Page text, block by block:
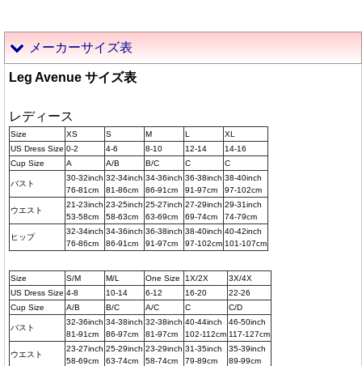
メーカーサイズ表
Leg Avenue サイズ表
レディース
Size XS S M L
XL
US Dress Size 0-2 4-6 8-10 12-14
14-16
Cup Size
A A/B B/C C C
バスト
30-32inch
76-81cm
32-34inch
81-86cm
34-36inch
86-91cm
36-38inch
91-97cm
38-40inch
97-102cm
ウエスト
21-23inch
53-58cm
23-25inch
58-63cm
25-27inch
63-69cm
27-29inch
69-74cm
29-31inch
74-79cm
ヒップ
32-34inch
76-86cm
34-36inch
86-91cm
36-38inch
91-97cm
38-40inch
97-102cm
40-42inch
101-107cm
Size S/M M/L One Size 1X/2X
3X/4X
US Dress Size 4-8 10-14 6-12 16-20
22-26
Cup Size
A/B B/C A/C C C/D
バスト
32-36inch
81-91cm
34-38inch
86-97cm
32-38inch
81-97cm
40-44inch
102-112cm
46-50inch
117-127cm
ウエスト
23-27inch
58-69cm
25-29inch
63-74cm
23-29inch
58-74cm
31-35inch
79-89cm
35-39inch
89-99cm